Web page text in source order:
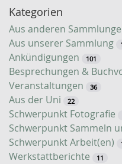
S
u
c
h
e
Kategorien
Aus anderen
Aus unserer Sammlung
Ankündigungen 101
Besprechungen &
Veranstaltungen 36
Aus der Uni 22
Schwerpunkt Fotografie
Schwerpunkt Sammeln
Schwerpunkt Arbeit(en)
Werkstattberichte 11